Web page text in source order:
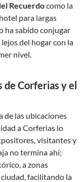
Recuerdocomo la
para largas
ha sabido conjugar
del hogar con la
nivel.
de Corferias y el
de las ubicaciones
a Corferias lo
visitantes y
no termina ahí;
a zonas
facilitando la